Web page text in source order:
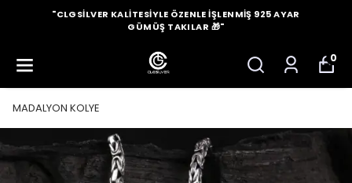
"CLGSILVER KALITESIYLE ÖZENLE İŞLENMIŞ 925 AYAR
GÜMÜŞ TAKILAR 🎁"
0
MADALYON KOLYE